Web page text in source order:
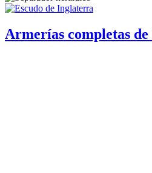
Armerías completas